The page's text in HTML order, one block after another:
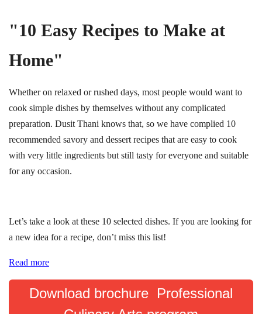
"10 Easy Recipes to Make at
Home"
Whether on relaxed or rushed days, most people would want to
cook simple dishes by themselves without any complicated
preparation. Dusit Thani knows that, so we have complied 10
recommended savory and dessert recipes that are easy to cook
with very little ingredients but still tasty for everyone and suitable
for any occasion.
Let’s take a look at these 10 selected dishes. If you are looking for
a new idea for a recipe, don’t miss this list!
Read more
Download brochure Professional